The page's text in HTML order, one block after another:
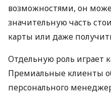
возможностями, он
значительную часть
карты или даже
Отдельную роль играет
Премиальные клиенты
персонального